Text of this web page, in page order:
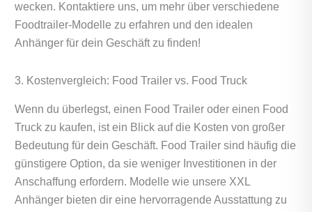
wecken. Kontaktiere uns, um mehr über verschiedene
Foodtrailer-Modelle zu erfahren und den idealen
Anhänger für dein Geschäft zu finden!
3. Kostenvergleich: Food Trailer vs. Food Truck
Wenn du überlegst, einen Food Trailer oder einen Food
Truck zu kaufen, ist ein Blick auf die Kosten von großer
Bedeutung für dein Geschäft. Food Trailer sind häufig die
günstigere Option, da sie weniger Investitionen in der
Anschaffung erfordern. Modelle wie unsere XXL
Anhänger bieten dir eine hervorragende Ausstattung zu